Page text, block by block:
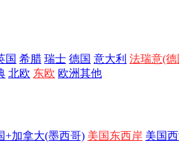
国 希腊 瑞士 德国 意大利 法瑞意(德
北欧 东欧 欧洲其他
+加拿大(墨西哥) 美国东西岸 美国